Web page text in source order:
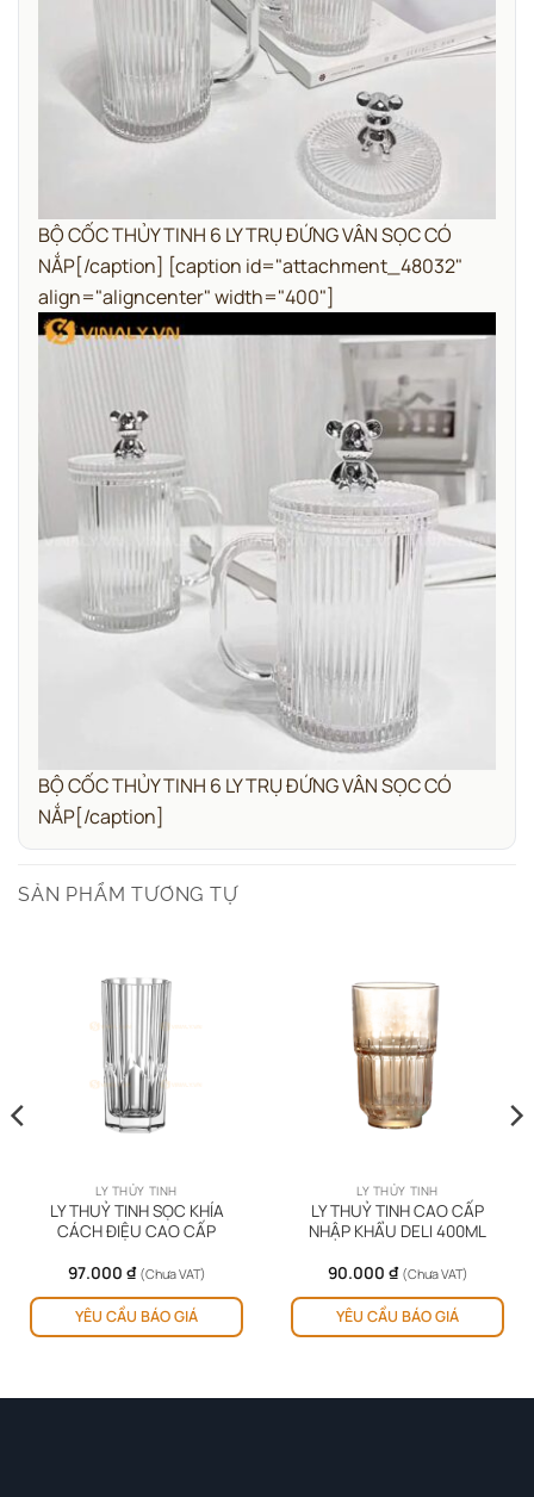
BỘ CỐC THỦY TINH 6 LY TRỤ ĐỨNG VÂN SỌC CÓ
NẮP[/caption] [caption id="attachment_48032"
align="aligncenter" width="400"]
BỘ CỐC THỦY TINH 6 LY TRỤ ĐỨNG VÂN SỌC CÓ
NẮP[/caption]
SẢN PHẨM TƯƠNG TỰ
LY THỦY TINH
LY THUỶ TINH SỌC KHÍA
CÁCH ĐIỆU CAO CẤP
97.000 ₫ (Chưa VAT)
YÊU CẦU BÁO GIÁ
LY THỦY TINH
LY THUỶ TINH CAO CẤP
NHẬP KHẨU DELI 400ML
90.000 ₫ (Chưa VAT)
YÊU CẦU BÁO GIÁ